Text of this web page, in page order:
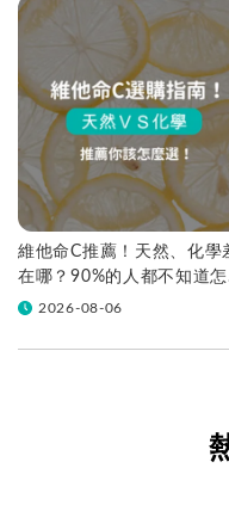
維他命C推薦！天然、化學
在哪？90%的人都不知道怎
挑！帶你一次看
2026-08-06